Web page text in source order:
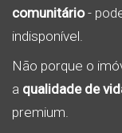
comunitário-
indisponível.
Não porque o
a qualidade de
premium.